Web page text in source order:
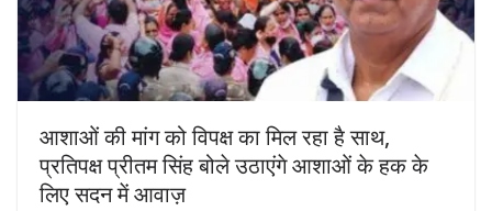
आशाओं की मांग को विपक्ष का मिल रहा है साथ,
प्रतिपक्ष प्रीतम सिंह बोले उठाएंगे आशाओं के हक के
लिए सदन में आवाज़